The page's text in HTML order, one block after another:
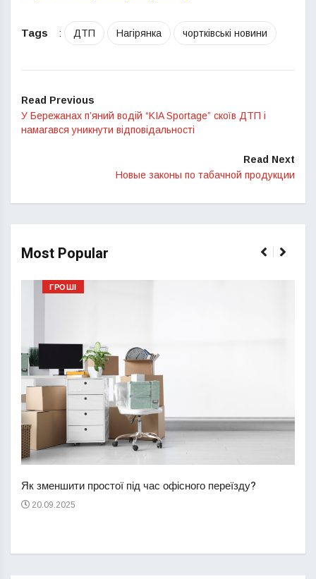
Tags : ДТП Нагірянка чортківські новини
Read Previous
У Бережанах п’яний водій “KIA Sportage” скоїв ДТП і
намагався уникнути відповідальності
Read Next
Новые законы по табачной продукции
Most Popular
ГРОШІ
Як зменшити простої під час офісного переїзду?
20.09.2025